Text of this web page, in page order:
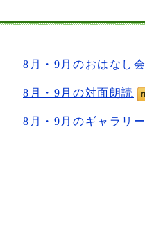
8月・9月のおはなし会
8月・9月の対面朗読
8月・9月のギャラリー